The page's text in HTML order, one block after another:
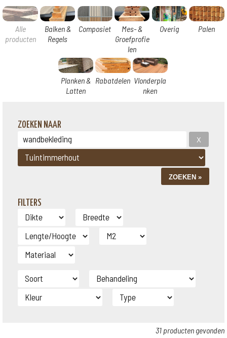
Alle
producten
Balken &
Regels
Composiet
Mes- &
Groefprofie
len
Overig Palen
Planken &
Latten
Rabatdelen Vlonderpla
nken
ZOEKEN NAAR
FILTERS
31 producten gevonden